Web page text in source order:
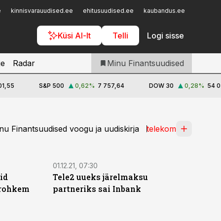
kinnisvarauudised.ee ehitusuudised.ee kaubandus.ee
Küsi AI-lt Telli Logi sisse
Iseteenindus
Telli Finantsuudised
Radar Minu Finantsuudised
S&P 500 0,62% 7 757,64 DOW 30 0,28% 54
Finantsuudised voogu ja uudiskirja telekom
01.12.21, 07:30
Tele2 uueks järelmaksu
partneriks sai Inbank